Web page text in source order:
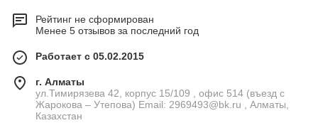
Рейтинг не сформирован
Менее 5 отзывов за последний год
Работает с 05.02.2015
г. Алматы
ул.Тимирязева 42, корпус 15/109 , офис 514 (въезд с
Жарокова – Утепова) Email: 2969493@bk.ru , Алматы,
Казахстан